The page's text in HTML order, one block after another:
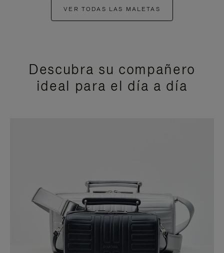
VER TODAS LAS MALETAS
Descubra su compañero
ideal para el día a día